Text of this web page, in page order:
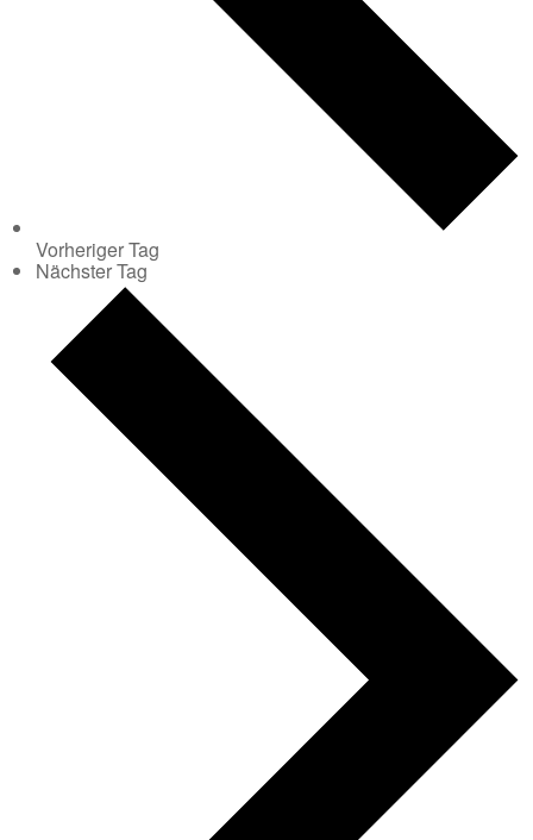
Vorheriger Tag
Nächster Tag